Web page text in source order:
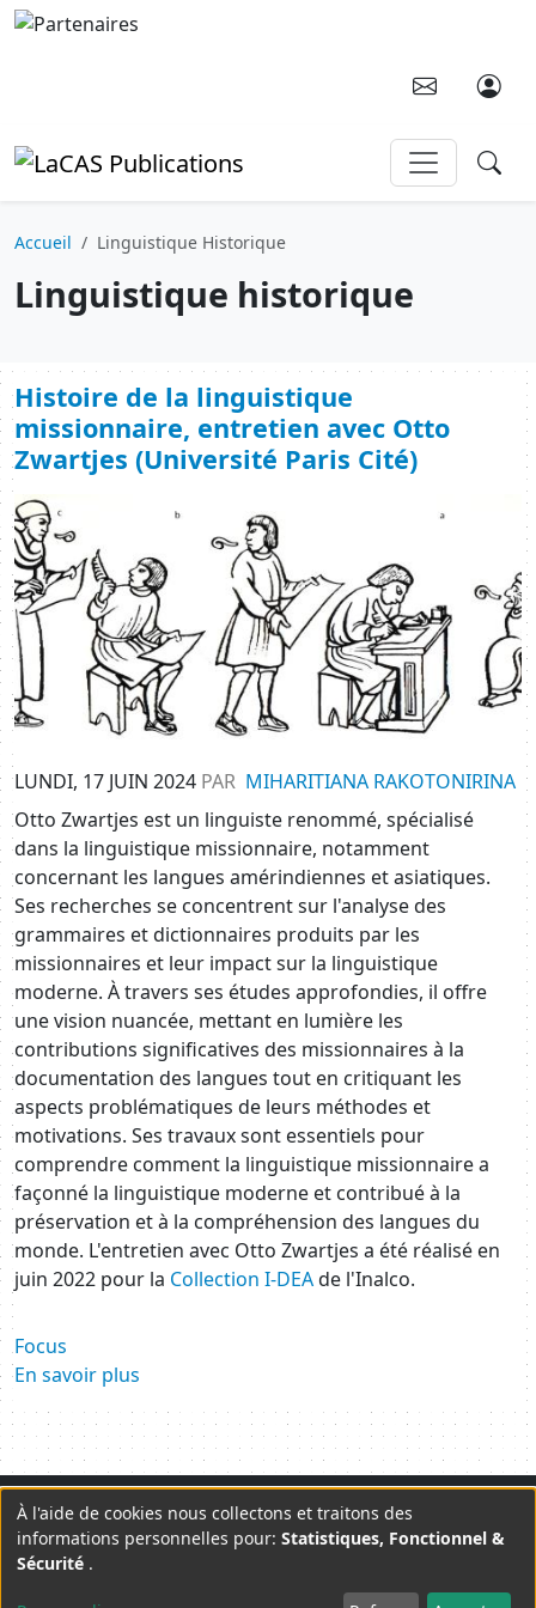
Aller au contenu principal
Accueil Linguistique Historique
Linguistique historique
Histoire de la linguistique
missionnaire, entretien avec Otto
Zwartjes (Université Paris Cité)
Image
LUNDI, 17 JUIN 2024 PAR MIHARITIANA RAKOTONIRINA
Otto Zwartjes est un linguiste renommé, spécialisé
dans la linguistique missionnaire, notamment
concernant les langues amérindiennes et asiatiques.
Ses recherches se concentrent sur l'analyse des
grammaires et dictionnaires produits par les
missionnaires et leur impact sur la linguistique
moderne. À travers ses études approfondies, il offre
une vision nuancée, mettant en lumière les
contributions significatives des missionnaires à la
documentation des langues tout en critiquant les
aspects problématiques de leurs méthodes et
motivations. Ses travaux sont essentiels pour
comprendre comment la linguistique missionnaire a
façonné la linguistique moderne et contribué à la
préservation et à la compréhension des langues du
monde. L'entretien avec Otto Zwartjes a été réalisé en
juin 2022 pour la Collection I-DEAde l'Inalco.
Focus
En savoir plus
Plan du site Mentions légales
Contact
Lettre d'information
Use
of
À l'aide de cookies nous collectons et traitons des
informations personnelles pour: Statistiques, Fonctionnel &
Sécurité .